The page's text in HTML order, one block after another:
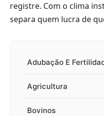
registre. Com o clima
separa quem lucra de
Adubação E
Agricultura
Bovinos